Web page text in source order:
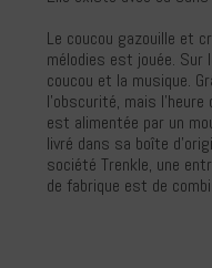
Le coucou gazouille et
mélodies est jouée. Sur
coucou et la musique.
l'obscurité, mais l'heure
est alimentée par un
livré dans sa boîte
société Trenkle, une
de fabrique est de